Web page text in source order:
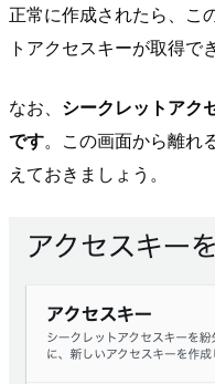
正常に作成されたら、こ
トアクセスキーが取得で
なお、 シークレットアク
です。この画面から離れ
えておきましょう。